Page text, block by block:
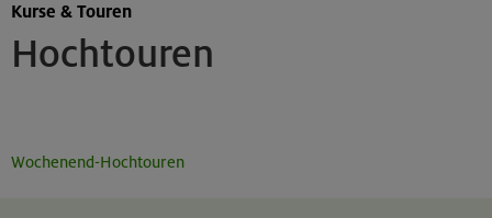
Hochtouren
Kurse & Touren
Wochenend-Hochtouren